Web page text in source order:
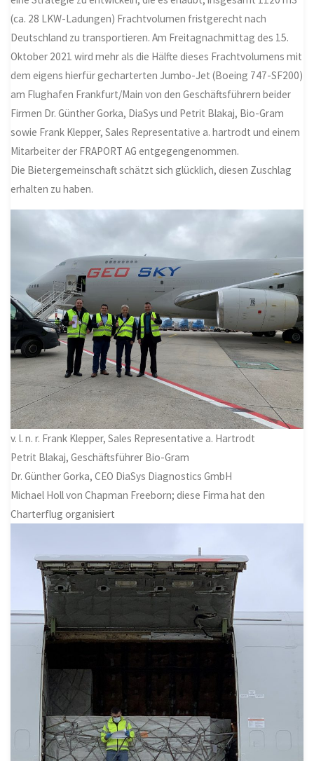
(ca. 28 LKW-Ladungen) Frachtvolumen fristgerecht nach
Deutschland zu transportieren. Am Freitagnachmittag des 15.
Oktober 2021 wird mehr als die Hälfte dieses Frachtvolumens mit
dem eigens hierfür gecharterten Jumbo-Jet (Boeing 747-SF200)
am Flughafen Frankfurt/Main von den Geschäftsführern beider
Firmen Dr. Günther Gorka, DiaSys und Petrit Blakaj, Bio-Gram
sowie Frank Klepper, Sales Representative a. hartrodt und einem
Mitarbeiter der FRAPORT AG entgegengenommen.
Die Bietergemeinschaft schätzt sich glücklich, diesen Zuschlag
erhalten zu haben.
v. l. n. r. Frank Klepper, Sales Representative a. Hartrodt
Petrit Blakaj, Geschäftsführer Bio-Gram
Dr. Günther Gorka, CEO DiaSys Diagnostics GmbH
Michael Holl von Chapman Freeborn; diese Firma hat den
Charterflug organisiert